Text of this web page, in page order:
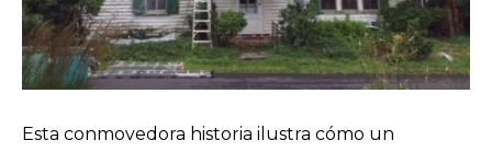
Esta conmovedora historia ilustra cómo un